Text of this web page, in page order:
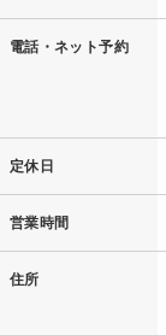
電話・ネット予約
定休日
営業時間
住所